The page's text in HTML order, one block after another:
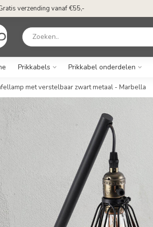
verzending vanaf €55,-
Prikkabels Prikkabel onderdelen
met verstelbaar zwart metaal - Marbella